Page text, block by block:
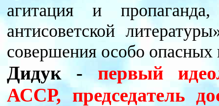
агитация и
антисоветской
совершения особо опасных
Дидук - первый
АССР, председатель